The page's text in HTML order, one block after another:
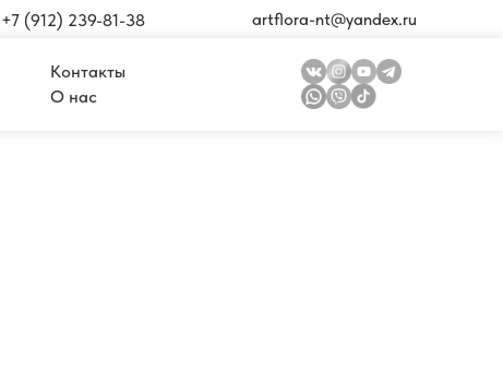
+7 (912) 239-81-38
О нас
Контакты
artflora-nt@yandex.ru